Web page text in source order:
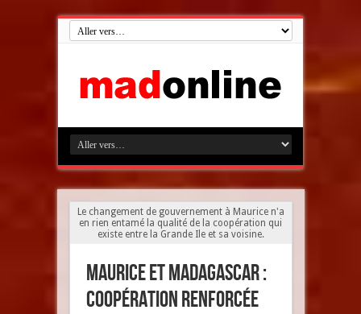
Le changement de gouvernement à Maurice n'a
en rien entamé la qualité de la coopération qui
existe entre la Grande Ile et sa voisine.
Maurice et Madagascar :
coopération renforcée